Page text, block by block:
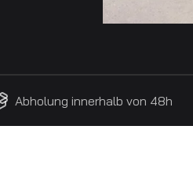
Abholung innerhalb von 48h